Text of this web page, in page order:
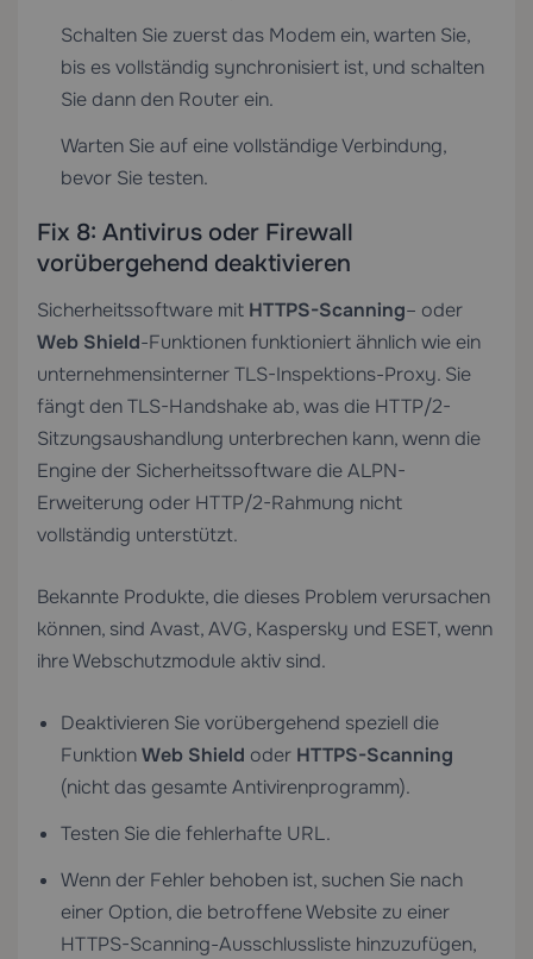
Schalten Sie zuerst das Modem ein, warten Sie,
bis es vollständig synchronisiert ist, und schalten
Sie dann den Router ein.
Warten Sie auf eine vollständige Verbindung,
bevor Sie testen.
Fix 8: Antivirus oder Firewall
vorübergehend deaktivieren
Sicherheitssoftware mit HTTPS-Scanning– oder
Web Shield-Funktionen funktioniert ähnlich wie ein
unternehmensinterner TLS-Inspektions-Proxy. Sie
fängt den TLS-Handshake ab, was die HTTP/2-
Sitzungsaushandlung unterbrechen kann, wenn die
Engine der Sicherheitssoftware die ALPN-
Erweiterung oder HTTP/2-Rahmung nicht
vollständig unterstützt.
Bekannte Produkte, die dieses Problem verursachen
können, sind Avast, AVG, Kaspersky und ESET, wenn
ihre Webschutzmodule aktiv sind.
Deaktivieren Sie vorübergehend speziell die
FunktionWeb Shield oder HTTPS-Scanning
(nicht das gesamte Antivirenprogramm).
Testen Sie die fehlerhafte URL.
Wenn der Fehler behoben ist, suchen Sie nach
einer Option, die betroffene Website zu einer
HTTPS-Scanning-Ausschlussliste hinzuzufügen,